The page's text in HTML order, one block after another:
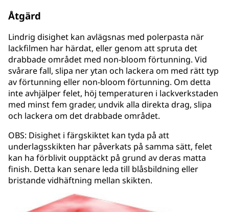
Åtgärd
Lindrig disighet kan avlägsnas med polerpasta när
lackfilmen har härdat, eller genom att spruta det
drabbade området med non-bloom förtunning. Vid
svårare fall, slipa ner ytan och lackera om med rätt typ
av förtunning eller non-bloom förtunning. Om detta
inte avhjälper felet, höj temperaturen i lackverkstaden
med minst fem grader, undvik alla direkta drag, slipa
och lackera om det drabbade området.
OBS: Disighet i färgskiktet kan tyda på att
underlagsskikten har påverkats på samma sätt, felet
kan ha förblivit oupptäckt på grund av deras matta
finish. Detta kan senare leda till blåsbildning eller
bristande vidhäftning mellan skikten.